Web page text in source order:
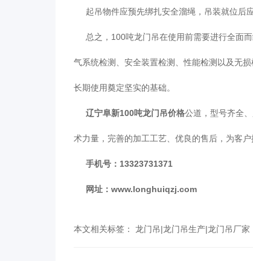
起吊物件应预先绑扎安全溜绳，吊装就位后应
总之，100吨龙门吊在使用前需要进行全面而
气系统检测、安全装置检测、性能检测以及无
长期使用奠定坚实的基础。
辽宁阜新100吨龙门吊价格公道，型号齐全
术力量，完善的加工工艺、优良的售后，为客
手机号：13323731371
网址： www.longhuiqzj.com
本文相关标签： 龙门吊|龙门吊生产|龙门吊厂家